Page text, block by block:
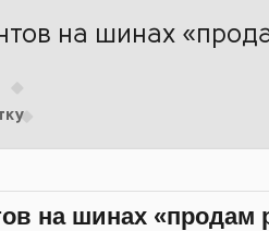
на шинах
на шинах «продам